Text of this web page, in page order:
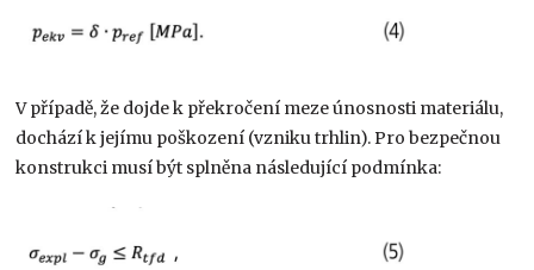
V případě, že dojde k překročení meze únosnosti materiálu,
dochází k jejímu poškození (vzniku trhlin). Pro bezpečnou
konstrukci musí být splněna následující podmínka: